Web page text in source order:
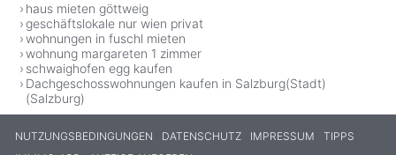
haus mieten göttweig
geschäftslokale nur wien privat
wohnungen in fuschl mieten
wohnung margareten 1 zimmer
schwaighofen egg kaufen
Dachgeschosswohnungen kaufen in Salzburg(Stadt)
(Salzburg)
NUTZUNGSBEDINGUNGEN DATENSCHUTZ IMPRESSUM
TIPPS